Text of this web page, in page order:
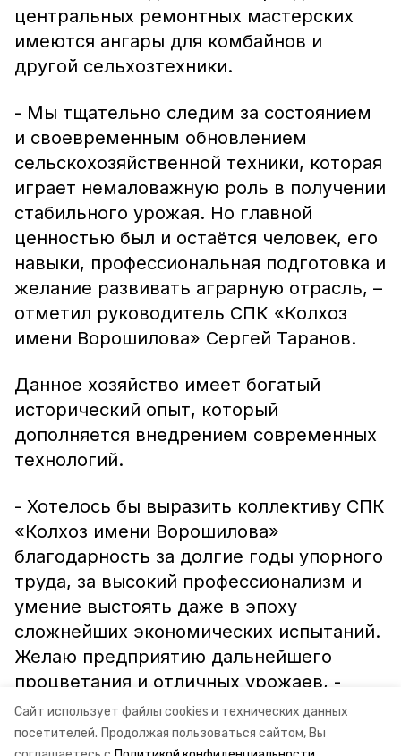
Сайт использует файлы cookies и технических данных
посетителей. Продолжая пользоваться сайтом, Вы
центральных ремонтных мастерских
имеются ангары для комбайнов и
другой сельхозтехники.
- Мы тщательно следим за состоянием
и своевременным обновлением
сельскохозяйственной техники, которая
играет немаловажную роль в получении
стабильного урожая. Но главной
ценностью был и остаётся человек, его
навыки, профессиональная подготовка и
желание развивать аграрную отрасль, –
отметил руководитель СПК «Колхоз
имени Ворошилова» Сергей Таранов.
Данное хозяйство имеет богатый
исторический опыт, который
дополняется внедрением современных
технологий.
- Хотелось бы выразить коллективу СПК
«Колхоз имени Ворошилова»
благодарность за долгие годы упорного
труда, за высокий профессионализм и
умение выстоять даже в эпоху
сложнейших экономических испытаний.
Желаю предприятию дальнейшего
процветания и отличных урожаев, -
подчеркнул глава Труновского округа
Евгений Высоцкий.